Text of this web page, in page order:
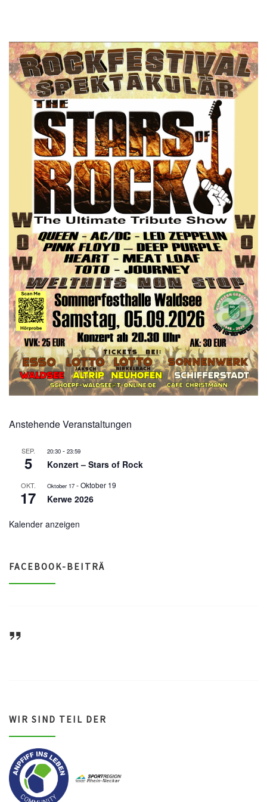
Anstehende Veranstaltungen
SEP.
5
20:30 - 23:59
Konzert – Stars of Rock
OKT.
17
Oktober 17 -Oktober 19
Kerwe 2026
Kalender anzeigen
FACEBOOK-BEITRÄ
WIR SIND TEIL DER